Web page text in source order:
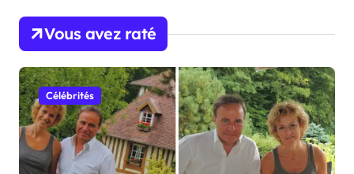
Vous avez raté
Célébrités